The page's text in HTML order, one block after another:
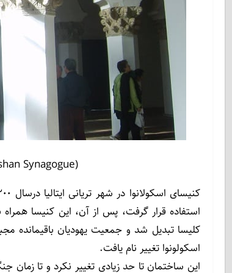
Synagogue)
استفاده قرار گرفت، پس از آن، این کنیسا
کلیسا تبدیل شد و جمعیت یهودیان باقیمانده
اسکولونوا تغییر نام یافت.